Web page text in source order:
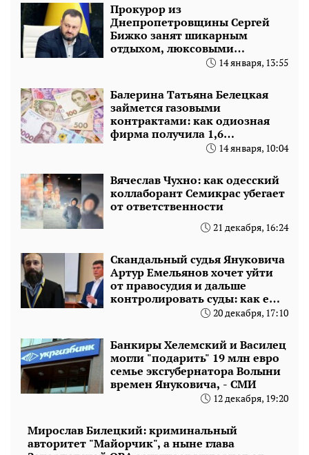
Прокурор из
Днепропетровщины Сергей
Бижко занят шикарным
отдыхом, люксовыми
автомобилями и миллионной
14 января, 13:55
Балерина Татьяна Белецкая
займется газовыми
контрактами: как одиозная
фирма получила 1,6
14 января, 10:04
Вячеслав Чухно: как одесский
коллаборант Семикрас убегает
от ответственности
21 декабря, 16:24
Скандальный судья Януковича
Артур Емельянов хочет уйти
от правосудия и дальше
контролировать суды: как ему
помогает тайный миллионер
20 декабря, 17:10
Банкиры Хелемский и Василец
могли "подарить" 19 млн евро
семье эксгубернатора Волыни
времен Януковича, - СМИ
12 декабря, 19:20
Мирослав Билецкий: криминальный
авторитет "Майорчик", а ныне глава